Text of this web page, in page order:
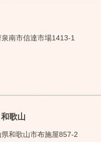
泉南市信達市場1413-1
歌山
和歌山市布施屋857-2